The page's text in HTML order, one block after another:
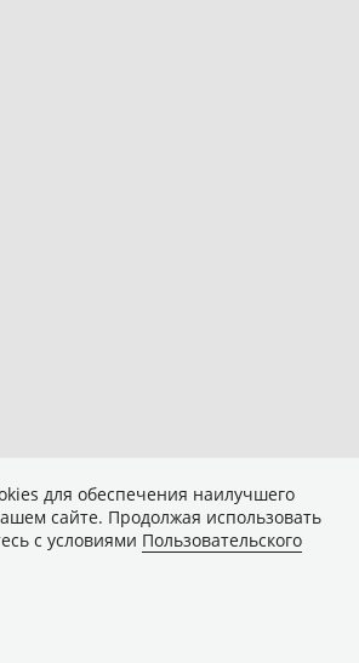
для обеспечения наилучшего
сайте. Продолжая использовать
с условиями Пользовательского